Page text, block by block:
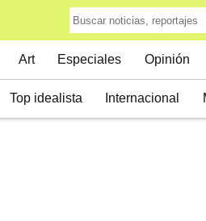
Top idealista Internacional
Art Especiales Opinión